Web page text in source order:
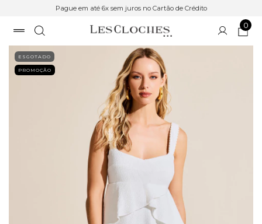
Pague em até 6x sem juros no Cartão de Crédito
0
ESGOTADO
PROMOÇÃO